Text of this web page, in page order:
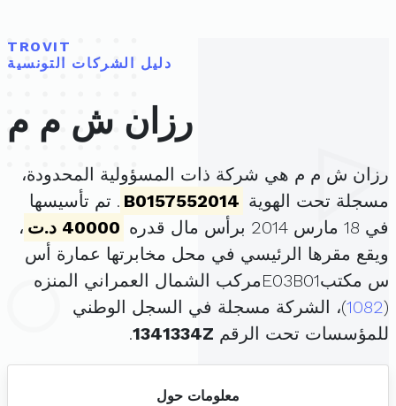
TROVIT
دليل الشركات التونسية
رزان ش م م
رزان ش م م هي شركة ذات المسؤولية المحدودة،
مسجلة تحت الهوية B0157552014 . تم تأسيسها
في 18 مارس 2014 برأس مال قدره
40000 د.ت
،
ويقع مقرها الرئيسي في محل مخابرتها عمارة أس
س مكتبE03B01مركب الشمال العمراني المنزه
(
1082)، الشركة مسجلة في السجل الوطني
للمؤسسات تحت الرقم 1341334Z
.
معلومات حول